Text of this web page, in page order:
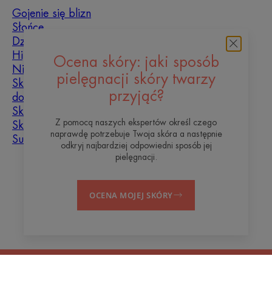
Ocena skóry: jaki sposób
pielęgnacji skóry twarzy
przyjąć?
Z pomocą naszych ekspertów określ czego
naprawdę potrzebuje Twoja skóra a następnie
odkryj najbardziej odpowiedni sposób jej
pielęgnacji.
OCENA MOJEJ SKÓRY
Gojenie się blizn
Słońce
Dziecko
Hiperkeratoza
Niedoskonałości skóry
Skóra tłusta, skłonna
do niedoskonałości
Skóra mieszana
Skóra sucha
Suchość i odwodnienie
KontaktCzęsto zadawane pytania